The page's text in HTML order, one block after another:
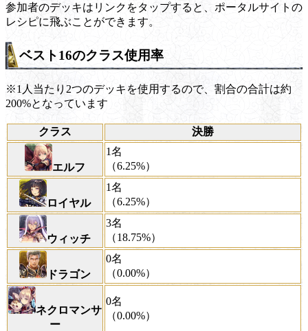
参加者のデッキはリンクをタップすると、ポータルサイトの
レシピに飛ぶことができます。
ベスト16のクラス使用率
※1人当たり2つのデッキを使用するので、割合の合計は約
200%となっています
クラス 決勝
エルフ
1名
（6.25%）
ロイヤル
1名
（6.25%）
ウィッチ
3名
（18.75%）
ドラゴン
0名
（0.00%）
ネクロマンサ
ー
0名
（0.00%）